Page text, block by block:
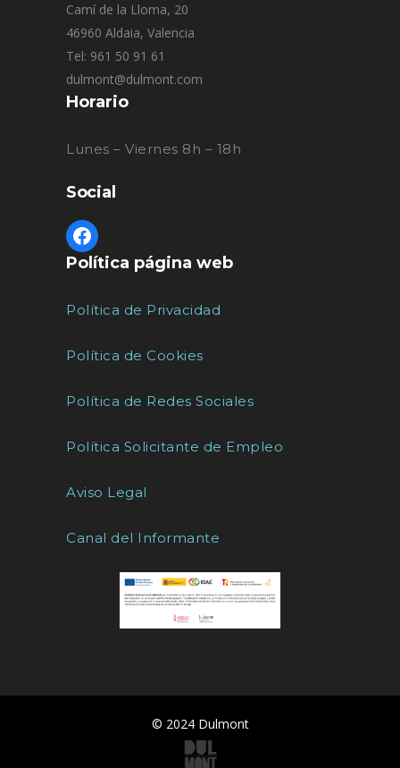
Camí de la Lloma, 20
46960 Aldaia, Valencia
Tel: 961 50 91 61
dulmont@dulmont.com
Horario
Lunes – Viernes 8h – 18h
Social
Política página web
Política de Privacidad
Política de Cookies
Política de Redes Sociales
Política Solicitante de Empleo
Aviso Legal
Canal del Informante
© 2024 Dulmont